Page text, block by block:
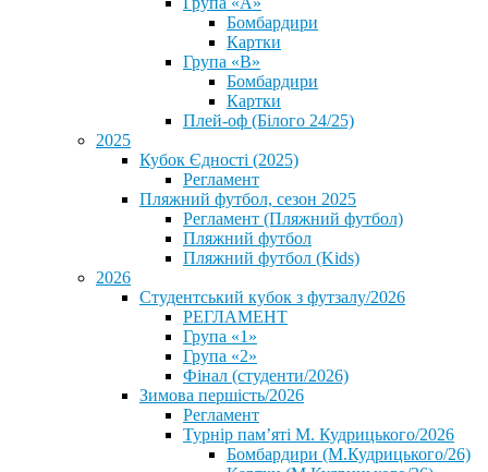
Бомбардири
Картки
Група «В»
Бомбардири
Картки
Плей-оф (Білого 24/25)
2025
Кубок Єдності (2025)
Регламент
Пляжний футбол, сезон 2025
Регламент (Пляжний футбол)
Пляжний футбол
Пляжний футбол (Kids)
2026
Студентський кубок з футзалу/2026
РЕГЛАМЕНТ
Група «1»
Група «2»
Фінал (студенти/2026)
⁨Зимова першість/2026⁩
Регламент
Турнір пам’яті М. Кудрицького/2026
Бомбардири (М.Кудрицького/26)